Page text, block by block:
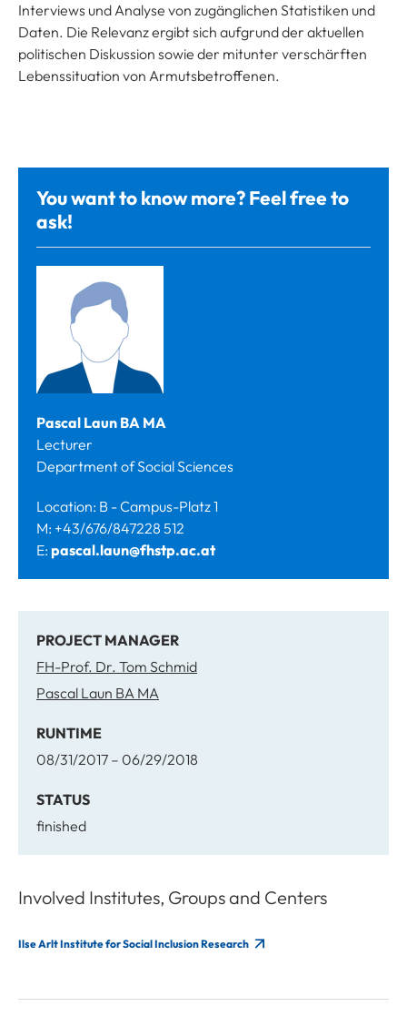
Interviews und Analyse von zugänglichen Statistiken und
Daten. Die Relevanz ergibt sich aufgrund der aktuellen
politischen Diskussion sowie der mitunter verschärften
Lebenssituation von Armutsbetroffenen.
You want to know more? Feel free to
ask!
Pascal Laun BA MA
Lecturer
Department of Social Sciences
Location: B - Campus-Platz 1
M: +43/676/847228 512
E: pascal.laun@fhstp.ac.at
PROJECT MANAGER
FH-Prof. Dr. Tom Schmid
Pascal Laun BA MA
RUNTIME
08/31/2017 – 06/29/2018
STATUS
finished
Involved Institutes, Groups and Centers
Ilse Arlt Institute for Social Inclusion Research